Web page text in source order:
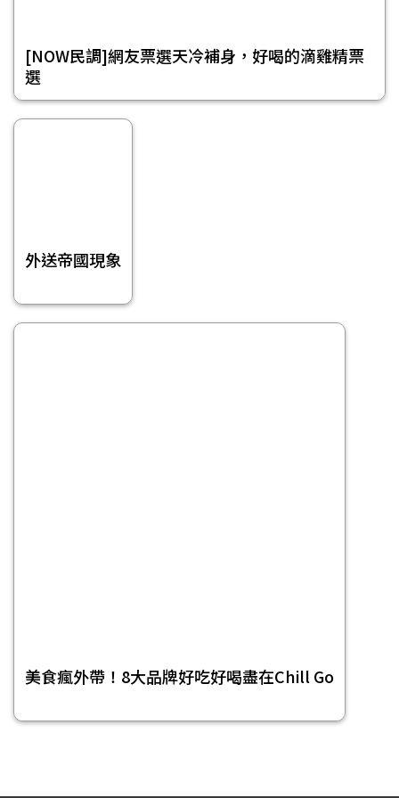
[NOW民調]網友票選天冷補身，好喝的滴雞精票
選
外送帝國現象
美食瘋外帶！8大品牌好吃好喝盡在Chill Go